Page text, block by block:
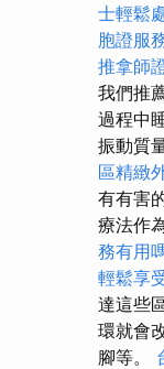
士輕鬆
胞證服
推拿師
我們推
過程中
振動質
區精緻
有有害
療法作
務有用
輕鬆享
達這些
環就會
腳等。